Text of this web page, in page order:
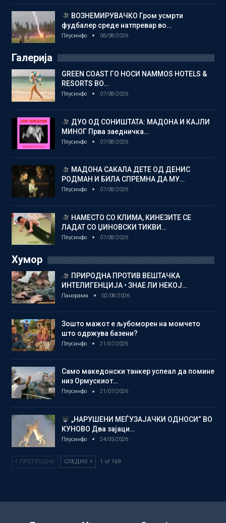
ВОЗНЕМИРУВАЧКО Гром усмрти
фудбалер среде натпревар во…
Плусинфо 06/08/2026
Галерија
GREEN COAST ГО НОСИ NAMMOS HOTELS &
RESORTS ВО…
Плусинфо 07/08/2026
ДУО ОД СОНИШТАТА: МАДОНА И КАЈЛИ
МИНОГ Прва заедничка…
Плусинфо 07/08/2026
МАДОНА САКАЛА ДЕТЕ ОД ДЕНИС
РОДМАН И БИЛА СПРЕМНА ДА МУ…
Плусинфо 07/08/2026
НАМЕСТО СО КЛИМА, КИНЕЗИТЕ СЕ
ЛАДАТ СО ЏИНОВСКИ ТИКВИ…
Плусинфо 07/08/2026
Хумор
ПРИРОДНА ПРОТИВ ВЕШТАЧКА
ИНТЕЛИГЕНЦИЈА • ЗНАЕ ЛИ НЕКОЈ…
Панорама 02/08/2026
Зошто мажот е љубоморен на момчето
што одржува базени?
Плусинфо 21/07/2026
Само македонски танкер успеал да помине
низ Ормускиот…
Плусинфо 21/07/2026
„НАРУШЕНИ МЕЃУЗАЈАЧКИ ОДНОСИ“ ВО
КУНОВО Два зајаци…
Плусинфо 24/05/2026
ПРЕТХОДНО СЛЕДНО 1 of 169